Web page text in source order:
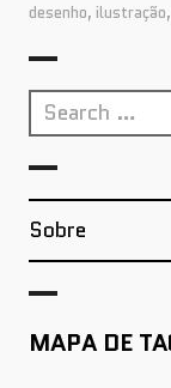
desenho, ilustração,
Search
for:
Sobre
MAPA DE